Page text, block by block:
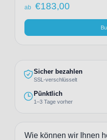
ab €183,00
Sicher bezahlen
SSL-verschlüsselt
Pünktlich
1–3 Tage vorher
Wie können wir Ihnen